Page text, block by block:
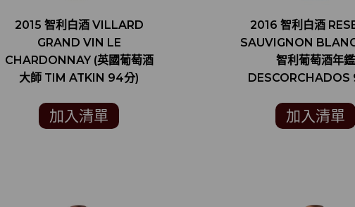
2015 智利白酒 VILLARD
GRAND VIN LE
CHARDONNAY (英國葡萄酒
大師 TIM ATKIN 94分)
加入清單
2016 智利白酒
SAUVIGNON
智利葡萄酒年鑑
DESCORCHADOS
加入清單